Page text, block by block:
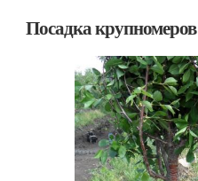
Посадка крупномеров